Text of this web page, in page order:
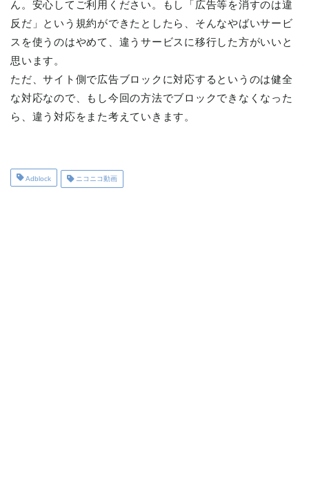
ん。安心してご利用ください。もし「広告等を消すのは違
反だ」という規約ができたとしたら、そんなやばいサービ
スを使うのはやめて、違うサービスに移行した方がいいと
思います。
ただ、サイト側で広告ブロックに対応するというのは健全
な対応なので、もし今回の方法でブロックできなくなった
ら、違う対応をまた考えていきます。
Adblock ニコニコ動画